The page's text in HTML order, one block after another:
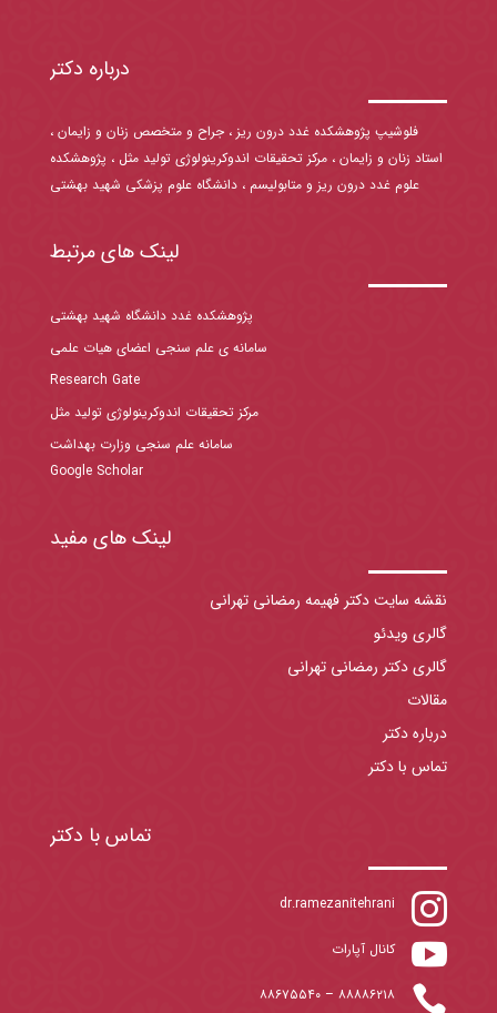
درباره دکتر
فلوشیپ پژوهشکده غدد درون ریز ، جراح و متخصص زنان و زایمان ،
استاد زنان و زایمان ، مرکز تحقیقات اندوکرینولوژی تولید مثل ، پژوهشکده
علوم غدد درون ریز و متابولیسم ، دانشگاه علوم پزشکی شهید بهشتی
لینک های مرتبط
پژوهشکده غدد دانشگاه شهید بهشتی
سامانه ی علم سنجی اعضای هیات علمی
Research Gate
مرکز تحقیقات اندوکرینولوژی تولید مثل
سامانه علم سنجی وزارت بهداشت
Google Scholar
لینک های مفید
نقشه سایت دکتر فهیمه رمضانی تهرانی
گالری ویدئو
گالری دکتر رمضانی تهرانی
مقالات
درباره دکتر
تماس با دکتر
تماس با دکتر

dr.ramezanitehrani
 کانال آپارات
 ۸۸۸۸۶۲۱۸– ۸۸۶۷۵۵۴۰